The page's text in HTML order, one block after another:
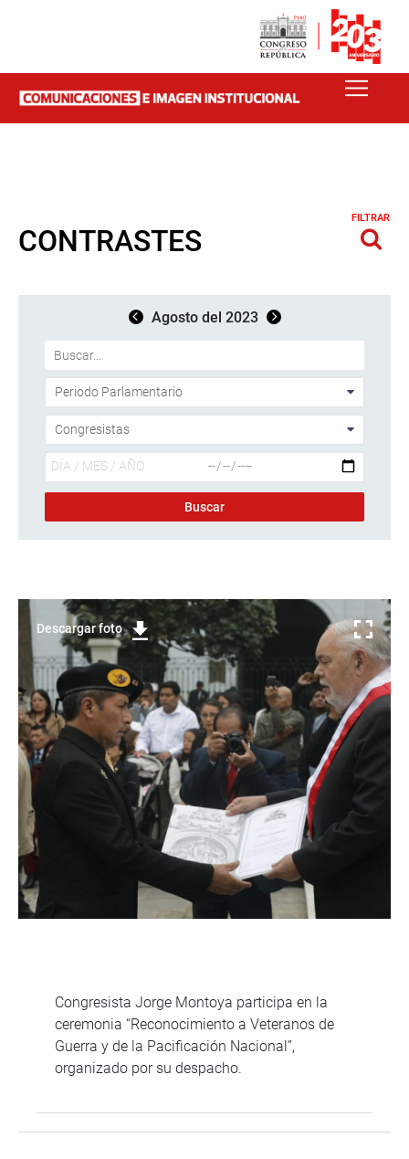
CONTRASTES
FILTRAR
Agosto del 2023
Descargar foto
Congresista Jorge Montoya participa en la
ceremonia “Reconocimiento a Veteranos de
Guerra y de la Pacificación Nacional”,
organizado por su despacho.